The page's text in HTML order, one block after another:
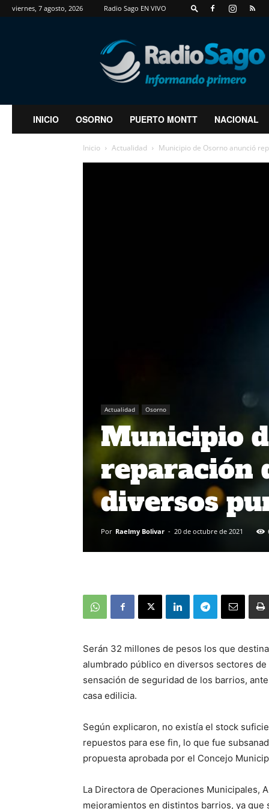
viernes, 7 agosto, 2026 Radio Sago EN VIVO
RadioSago
INICIO OSORNO PUERTO MONTT NACIONAL
Inicio Actualidad Municipio de Osorno anunció
Actualidad Osorno
Municipio
reparación
diversos
Por Raelmy Bolivar - 20 de octubre de 2021
Serán 32 millones de pesos los que
alumbrado público en diversos sectores
sensación de seguridad de los barrios,
casa edilicia.
Según explicaron, no existía el stock
repuestos para ese fin, lo que fue
propuesta aprobada por el Concejo
La Directora de Operaciones Municipales,
mejoramientos en distintos barrios, ya